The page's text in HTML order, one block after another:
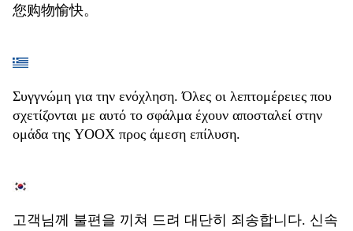
您购物愉快。
Συγγνώμη για την ενόχληση. Όλες οι λεπτομέρειες που
σχετίζονται με αυτό το σφάλμα έχουν αποσταλεί στην
ομάδα της YOOX προς άμεση επίλυση.
고객님께 불편을 끼쳐 드려 대단히 죄송합니다. 신속